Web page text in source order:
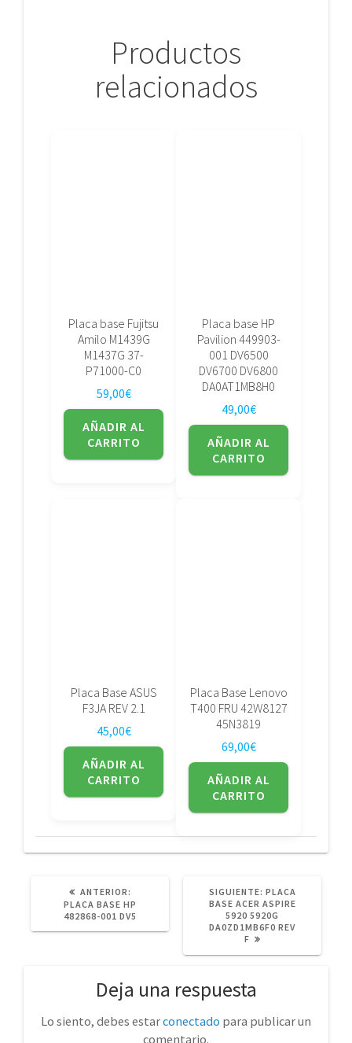
Productos
relacionados
Placa base Fujitsu
Amilo M1439G
M1437G 37-
P71000-C0
59,00€
AÑADIR AL
CARRITO
Placa base HP
Pavilion 449903-
001 DV6500
DV6700 DV6800
DA0AT1MB8H0
49,00€
AÑADIR AL
CARRITO
Placa Base ASUS
F3JA REV 2.1
45,00€
AÑADIR AL
CARRITO
Placa Base Lenovo
T400 FRU 42W8127
45N3819
69,00€
AÑADIR AL
CARRITO
ANTERIOR:
ANTERIOR:
PLACA BASE HP
482868-001 DV5
SIGUIENTE: SIGUIENTE
POST:
PLACA
BASE ACER ASPIRE
5920 5920G
DA0ZD1MB6F0 REV
F
Deja una respuesta
Lo siento, debes estarconectado para publicar un
comentario.